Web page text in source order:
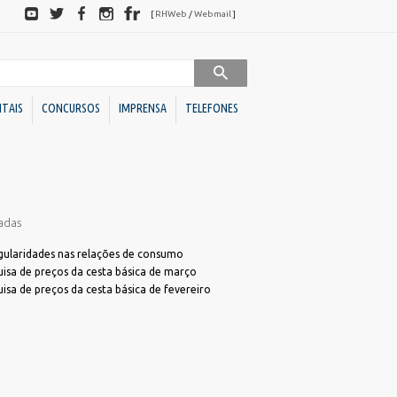
Redes
sociais
[RHWeb /Webmail]
BC Investimentos
Conselhos
Declaração de Acessibilidade para Alvará
Declaração de ITBI
CONCURSOS IMPRENSA TELEFONES
nas relações de consumo
de preços da cesta básica de março
de preços da cesta básica de fevereiro